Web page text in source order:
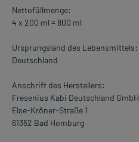
Nettofüllmenge:
4 x 200 ml = 800 ml
Ursprungsland des Lebensmittels:
Deutschland
Anschrift des Herstellers:
Fresenius Kabi Deutschland GmbH
Else-Kröner-Straße 1
61352 Bad Homburg